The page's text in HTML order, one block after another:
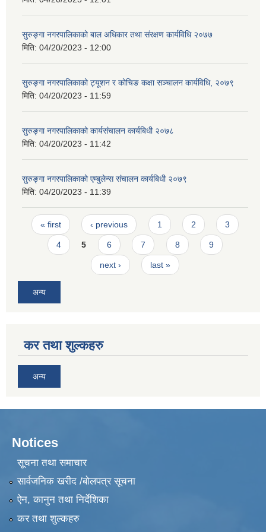
सुरुङ्गा नगरपालिकाको बाल अधिकार तथा संरक्षण कार्यविधि २०७७
मिति: 04/20/2023 - 12:00
सुरुङ्गा नगरपालिकाको ट्यूशन र कोचिङ कक्षा सञ्चालन कार्यविधि, २०७९
मिति: 04/20/2023 - 11:59
सुरुङ्गा नगरपालिकाको कार्यसंचालन कार्यबिधी २०७८
मिति: 04/20/2023 - 11:42
सुरुङ्गा नगरपालिकाको एम्बुलेन्स संचालन कार्यबिधी २०७९
मिति: 04/20/2023 - 11:39
Pages
« first ‹ previous 1 2 3
4 5 6 7 8 9
next › last »
अन्य
कर तथा शुल्कहरु
अन्य
Notices
सूचना तथा समाचार
सार्वजनिक खरीद /बोलपत्र सूचना
ऐन, कानुन तथा निर्देशिका
कर तथा शुल्कहरु